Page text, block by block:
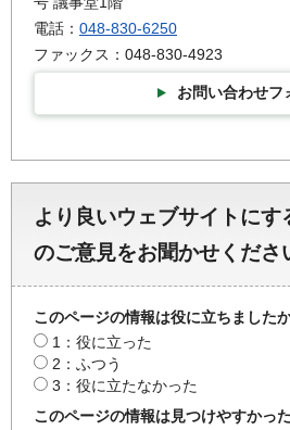
電話： 048-830-6250
ファックス：048-830-4923
お問い合わせフ
より良いウェブサイトにす
のご意見をお聞かせくださ
このページの情報は役に立ちました
1：役に立った
2：ふつう
3：役に立たなかった
このページの情報は見つけやすかっ